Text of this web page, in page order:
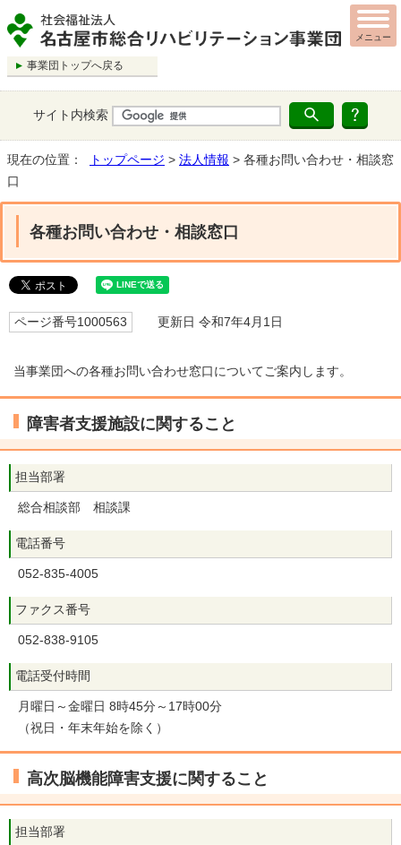
事業団トップへ戻る
サイト内検索
メニュー
現在の位置： トップページ > 法人情報 > 各種お問い合わせ・相談窓
口
各種お問い合わせ・相談窓口
ページ番号1000563 更新日 令和7年4月1日
当事業団への各種お問い合わせ窓口についてご案内します。
障害者支援施設に関すること
担当部署
総合相談部 相談課
電話番号
052-835-4005
ファクス番号
052-838-9105
電話受付時間
月曜日～金曜日 8時45分～17時00分
（祝日・年末年始を除く）
高次脳機能障害支援に関すること
担当部署